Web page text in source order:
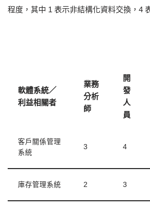
程度，其中 1 表示非結構化資料交換，4
軟體系統／
利益相關者
業務
分析
師
開
發
人
員
客戶關係管理
系統
3 4
庫存管理系統 2 3